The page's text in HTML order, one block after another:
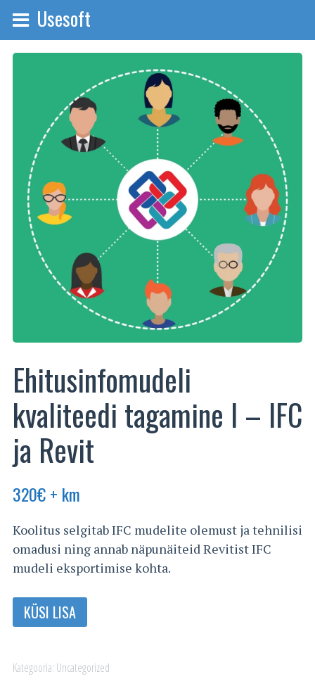
Usesoft
Ehitusinfomudeli
kvaliteedi tagamine I – IFC
ja Revit
320€+ km
Koolitus selgitab IFC mudelite olemust ja tehnilisi
omadusi ning annab näpunäiteid Revitist IFC
mudeli eksportimise kohta.
KÜSI LISA
Kategooria: Uncategorized